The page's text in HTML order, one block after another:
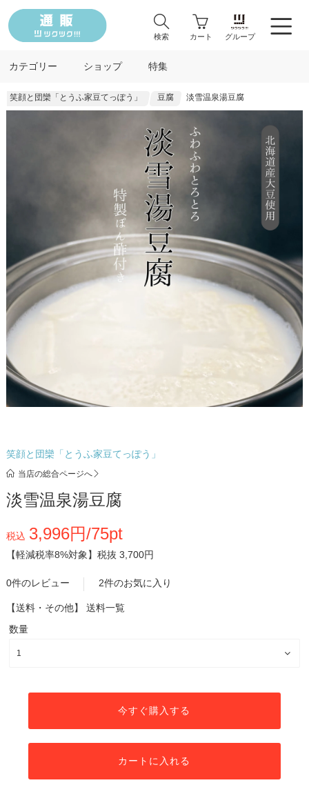
検索 カート グループ
カテゴリー ショップ 特集
笑顔と団欒「とうふ家豆てっぽう」 豆腐 淡雪温泉湯豆腐
笑顔と団欒「とうふ家豆てっぽう」
当店の総合ページへ
淡雪温泉湯豆腐
税込 3,996円/75pt
【軽減税率8%対象】 税抜 3,700円
0件のレビュー 2件のお気に入り
【送料・その他】 送料一覧
数量
今すぐ購入する
カートに入れる